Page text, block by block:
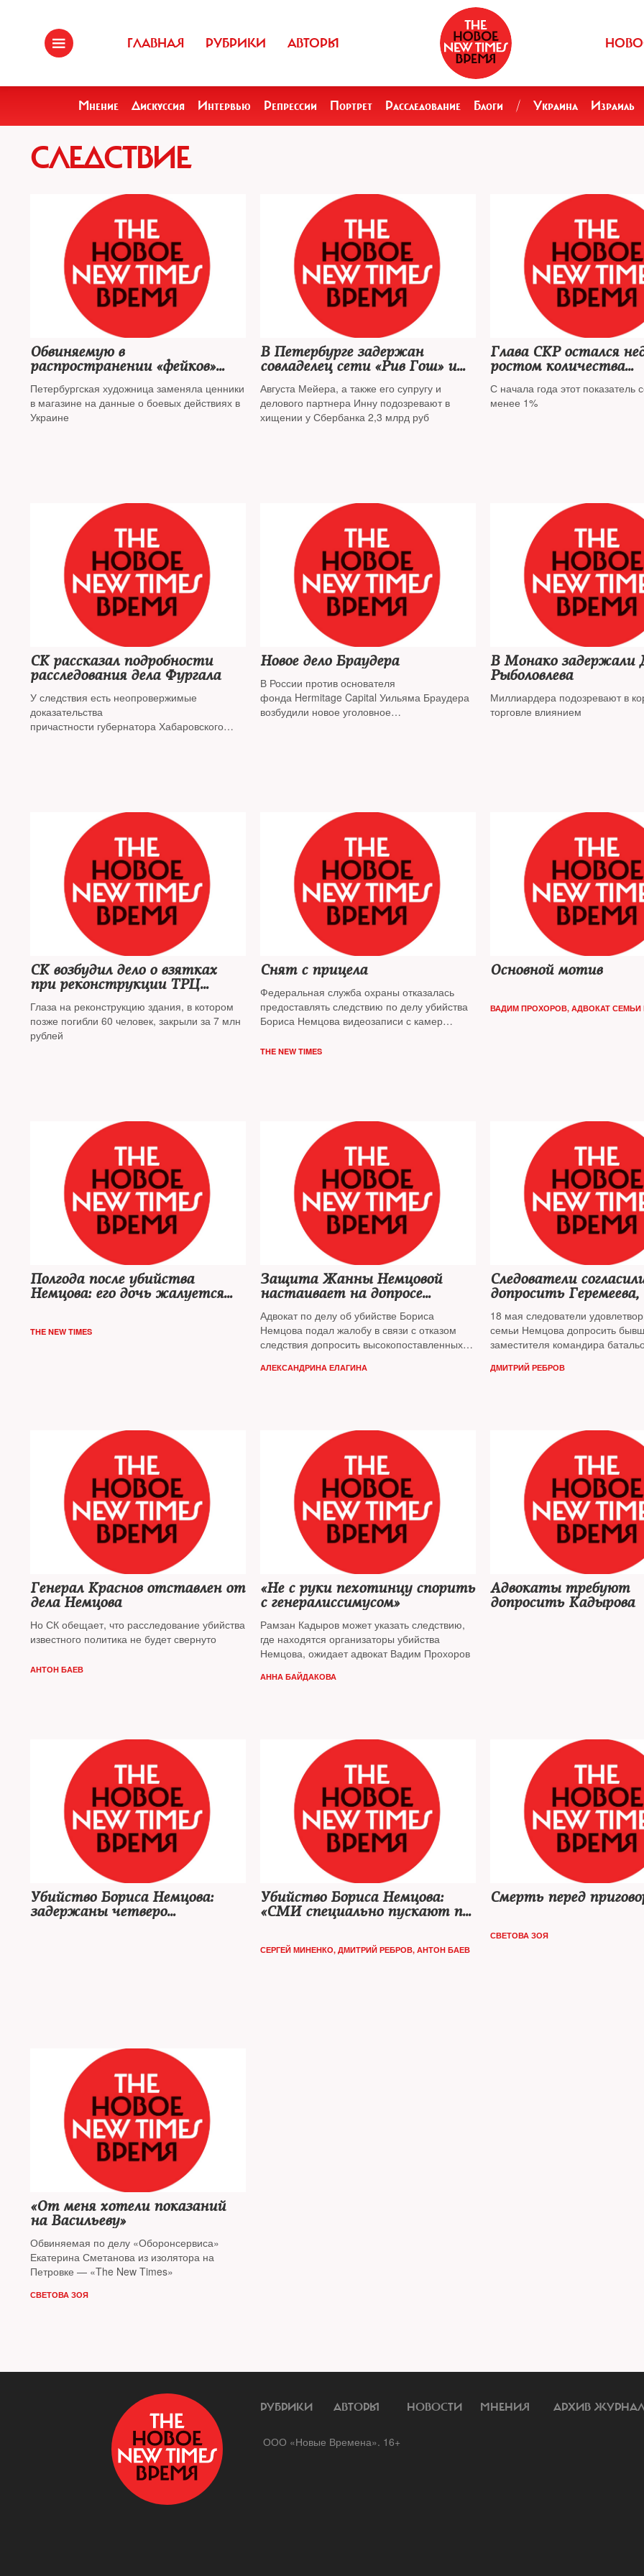
ГЛАВНАЯ РУБРИКИ АВТОРЫ
Мнение Дискуссия Интервью Репрессии Портрет Расследование Блоги / Украина Израиль
СЛЕДСТВИЕ
Обвиняемую в
распространении «фейков»
Скочиленко поместили в ИВС
для ознакомления с делом
Петербургская художница заменяла ценники
в магазине на данные о боевых действиях в
Украине
В Петербурге задержан
совладелец сети «Рив Гош» и
онлайн-ретейлера «Юлмарт»
Августа Мейера, а также его супругу и
делового партнера Инну подозревают в
хищении у Сбербанка 2,3 млрд руб
Глава СКР остался
ростом количества
оправдательных
С начала года этот показатель
менее 1%
СК рассказал подробности
расследования дела Фургала
У следствия есть неопровержимые
доказательства
причастности губернатора Хабаровского
Новое дело Браудера
В России против основателя
фонда Hermitage Capital Уильяма Браудера
возбудили новое уголовное
В Монако задержали
Рыболовлева
Миллиардера подозревают в
торговле влиянием
СК возбудил дело о взятках
при реконструкции ТРЦ
«Зимняя вишня»
Глаза на реконструкцию здания, в котором
позже погибли 60 человек, закрыли за 7 млн
рублей
Снят с прицела
Федеральная служба охраны отказалась
предоставлять следствию по делу убийства
Бориса Немцова видеозаписи с камер
Москворецком мосту, сообщили адвокаты
THE NEW TIMES
Основной мотив
ВАДИМ ПРОХОРОВ, АДВОКАТ
Полгода после убийства
Немцова: его дочь жалуется
THE NEW TIMES
Защита Жанны Немцовой
настаивает на допросе
Рамзана Кадырова
Адвокат по делу об убийстве Бориса
Немцова подал жалобу в связи с отказом
следствия допросить высокопоставленных
АЛЕКСАНДРИНА ЕЛАГИНА
Следователи
допросить Геремеева,
знают», где его
18 мая следователи
семьи Немцова допросить
заместителя командира
ДМИТРИЙ РЕБРОВ
Генерал Краснов отставлен от
дела Немцова
Но СК обещает, что расследование убийства
известного политика не будет свернуто
АНТОН БАЕВ
«Не с руки пехотинцу спорить
с генералиссимусом»
Рамзан Кадыров может указать следствию,
где находятся организаторы убийства
Немцова, ожидает адвокат Вадим Прохоров
АННА БАЙДАКОВА
Адвокаты требуют
допросить Кадырова
Убийство Бориса Немцова:
задержаны четверо
Убийство Бориса Немцова:
«СМИ специально пускают по
запутать и заказчиков, и
исполнителей»
СЕРГЕЙ МИНЕНКО, ДМИТРИЙ РЕБРОВ, АНТОН БАЕВ
Смерть перед
СВЕТОВА ЗОЯ
«От меня хотели показаний
на Васильеву»
Обвиняемая по делу «Оборонсервиса»
Екатерина Сметанова из изолятора на
Петровке — «The New Times»
СВЕТОВА ЗОЯ
РУБРИКИ АВТОРЫ НОВОСТИ МНЕНИЯ АРХИВ
ООО «Новые Времена». 16+